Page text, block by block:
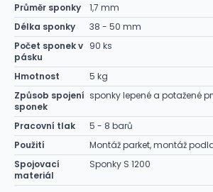
Průměr sponky
1,7 mm
Délka sponky
38 - 50 mm
Počet sponek v
pásku
90 ks
Hmotnost
5 kg
Způsob spojení
sponek
sponky lepené a potažené
Pracovní tlak
5 - 8 barů
Použití
Montáž parket, montáž
Spojovací
materiál
Sponky S 1200